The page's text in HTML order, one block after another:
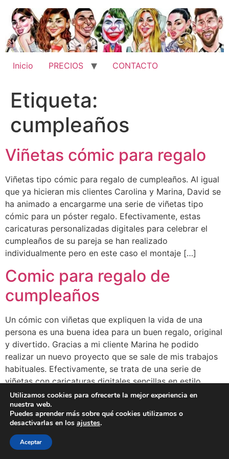
contenido
Inicio PRECIOS CONTACTO
Etiqueta:
cumpleaños
Viñetas cómic para regalo
Viñetas tipo cómic para regalo de cumpleaños. Al igual
que ya hicieran mis clientes Carolina y Marina, David se
ha animado a encargarme una serie de viñetas tipo
cómic para un póster regalo. Efectivamente, estas
caricaturas personalizadas digitales para celebrar el
cumpleaños de su pareja se han realizado
individualmente pero en este caso el montaje […]
Comic para regalo de
cumpleaños
Un cómic con viñetas que expliquen la vida de una
persona es una buena idea para un buen regalo, original
y divertido. Gracias a mi cliente Marina he podido
realizar un nuevo proyecto que se sale de mis trabajos
habituales. Efectivamente, se trata de una serie de
viñetas con caricaturas digitales sencillas en estilo
cómic. […]
BLOG CLIENTES
Utilizamos cookies para ofrecerte la mejor experiencia en
nuestra web.
Puedes aprender más sobre qué cookies utilizamos o
desactivarlas en los ajustes.
Aceptar